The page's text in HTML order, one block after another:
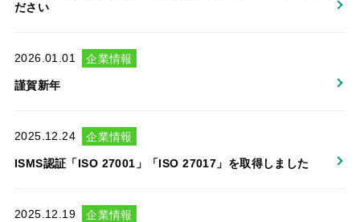
ださい
2026.01.01 企業情報
謹賀新年
2025.12.24 企業情報
ISMS認証「ISO 27001」「ISO 27017」を取得しました
2025.12.19 企業情報